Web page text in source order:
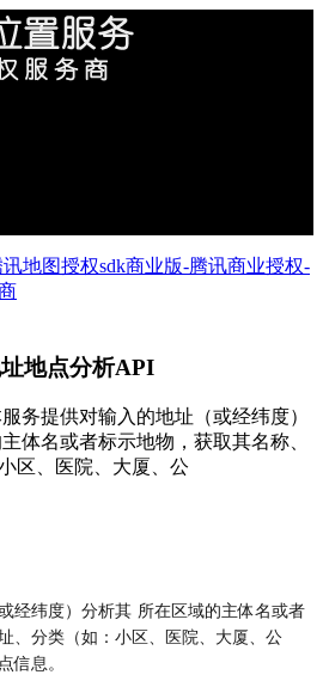
地图授权sdk商业版-腾讯商业授权-
地点分析API
务提供对输入的地址（或经纬度）
体名或者标示地物，获取其名称、
区、医院、大厦、公
经纬度）分析其 所在区域的主体名或者
、分类（如：小区、医院、大厦、公
信息。